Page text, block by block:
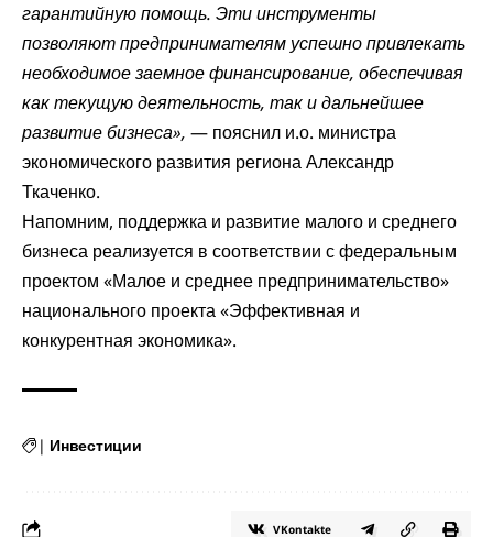
гарантийную помощь. Эти инструменты
позволяют предпринимателям успешно привлекать
необходимое заемное финансирование, обеспечивая
как текущую деятельность, так и дальнейшее
развитие бизнеса», — пояснил и.о. министра
экономического развития региона Александр
Ткаченко.
Напомним, поддержка и развитие малого и среднего
бизнеса реализуется в соответствии с федеральным
проектом «Малое и среднее предпринимательство»
национального проекта «Эффективная и
конкурентная экономика».
| Инвестиции
VKontakte